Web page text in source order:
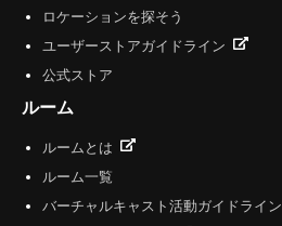
ロケーションを探そう
ユーザーストアガイドライン
公式ストア
ルーム
ルームとは
ルーム一覧
バーチャルキャスト活動ガイドライン